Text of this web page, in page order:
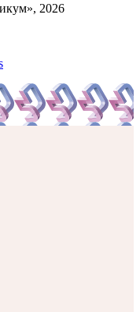
2026